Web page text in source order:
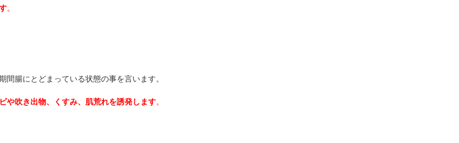
。
腸にとどまっている状態の事を言います。
や吹き出物、くすみ、肌荒れを誘発します。